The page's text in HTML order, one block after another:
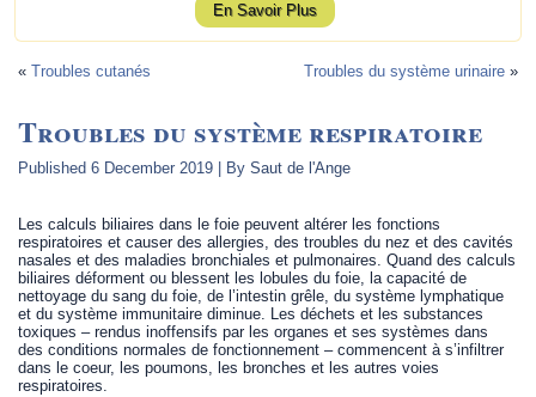
En Savoir Plus
«Troubles cutanés Troubles du système urinaire»
Troubles du système respiratoire
Published 6 December 2019 By Saut de l'Ange
Les calculs biliaires dans le foie peuvent altérer les fonctions
respiratoires et causer des allergies, des troubles du nez et des cavités
nasales et des maladies bronchiales et pulmonaires. Quand des calculs
biliaires déforment ou blessent les lobules du foie, la capacité de
nettoyage du sang du foie, de l’intestin grêle, du système lymphatique
et du système immunitaire diminue. Les déchets et les substances
toxiques – rendus inoffensifs par les organes et ses systèmes dans
des conditions normales de fonctionnement – commencent à s’infiltrer
dans le coeur, les poumons, les bronches et les autres voies
respiratoires.